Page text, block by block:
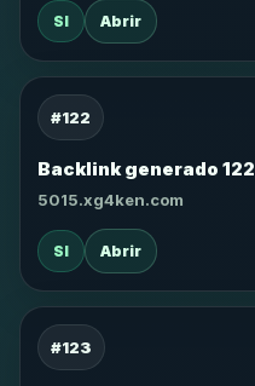
SI Abrir
#122
Backlink generado 122
5015.xg4ken.com
SI Abrir
#123